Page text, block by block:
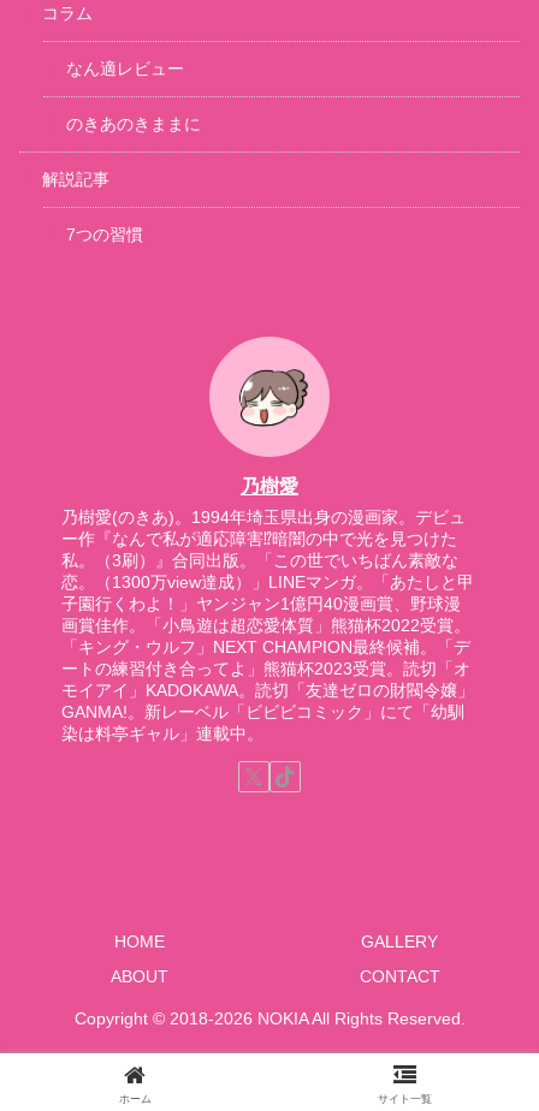
コラム
なん適レビュー
のきあのきままに
解説記事
7つの習慣
乃樹愛
乃樹愛(のきあ)。1994年埼玉県出身の漫画家。デビュ
ー作『なんで私が適応障害⁉暗闇の中で光を見つけた
私。（3刷）』合同出版。「この世でいちばん素敵な
恋。（1300万view達成）」LINEマンガ。「あたしと甲
子園行くわよ！」ヤンジャン1億円40漫画賞、野球漫
画賞佳作。「小鳥遊は超恋愛体質」熊猫杯2022受賞。
「キング・ウルフ」NEXT CHAMPION最終候補。「デ
ートの練習付き合ってよ」熊猫杯2023受賞。読切「オ
モイアイ」KADOKAWA。読切「友達ゼロの財閥令嬢」
GANMA!。新レーベル「ビビビコミック」にて「幼馴
染は料亭ギャル」連載中。
HOME
GALLERY
ABOUT
CONTACT
Copyright © 2018-2026 NOKIA All Rights Reserved.
ホーム サイト一覧